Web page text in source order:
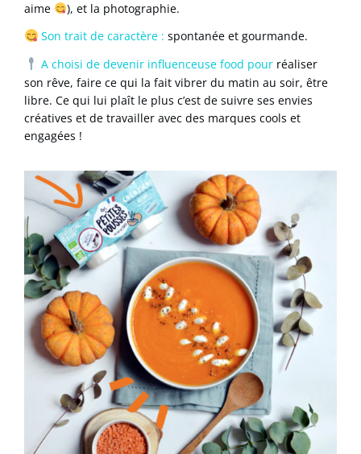
aime
), et la photographie.
Son trait de caractère : spontanée et gourmande.
A choisi de devenir influenceuse food pour réaliser
son rêve, faire ce qui la fait vibrer du matin au soir, être
libre. Ce qui lui plaît le plus c’est de suivre ses envies
créatives et de travailler avec des marques cools et
engagées !